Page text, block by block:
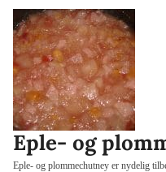
pærechutney»
Eple- og
Eple- og plommechutney er nydelig